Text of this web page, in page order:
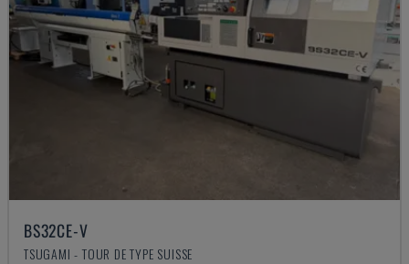
BS32CE-V
TSUGAMI - TOUR DE TYPE SUISSE